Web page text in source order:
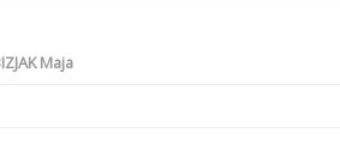
Maja